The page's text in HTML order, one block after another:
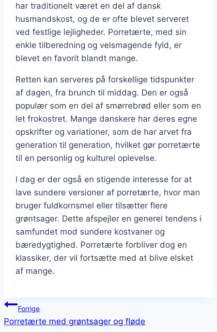
har traditionelt været en del af dansk
husmandskost, og de er ofte blevet serveret
ved festlige lejligheder. Porretærte, med sin
enkle tilberedning og velsmagende fyld, er
blevet en favorit blandt mange.
Retten kan serveres på forskellige tidspunkter
af dagen, fra brunch til middag. Den er også
populær som en del af smørrebrød eller som en
let frokostret. Mange danskere har deres egne
opskrifter og variationer, som de har arvet fra
generation til generation, hvilket gør porretærte
til en personlig og kulturel oplevelse.
I dag er der også en stigende interesse for at
lave sundere versioner af porretærte, hvor man
bruger fuldkornsmel eller tilsætter flere
grøntsager. Dette afspejler en generel tendens i
samfundet mod sundere kostvaner og
bæredygtighed. Porretærte forbliver dog en
klassiker, der vil fortsætte med at blive elsket
af mange.
Indlægsnavigation
Forrige
Porretærte med grøntsager og fløde